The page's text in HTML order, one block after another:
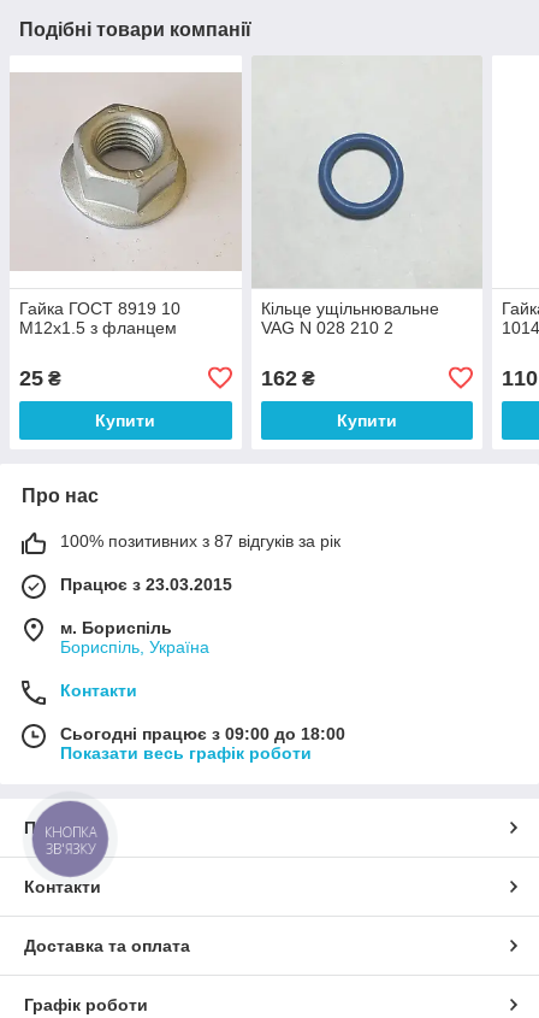
Подібні товари компанії
Гайка ГОСТ 8919 10
М12х1.5 з фланцем
25 ₴
Купити
Кільце ущільнювальне
VAG N 028 210 2
162₴
Купити
110
Про нас
100% позитивних з 87 відгуків за рік
Працює з 23.03.2015
м. Бориспіль
Бориспіль, Україна
Контакти
Сьогодні працює з 09:00 до 18:00
Показати весь графік роботи
Про нас
Контакти
Доставка та оплата
Графік роботи
КНОПКА
ЗВ'ЯЗКУ